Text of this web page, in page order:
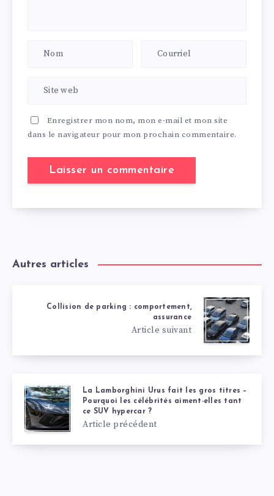
Enregistrer mon nom, mon e-mail et mon site
dans le navigateur pour mon prochain commentaire.
Autres articles
Collision de parking : comportement,
assurance
Article suivant
La Lamborghini Urus fait les gros titres –
Pourquoi les célébrités aiment-elles tant
ce SUV hypercar ?
Article précédent